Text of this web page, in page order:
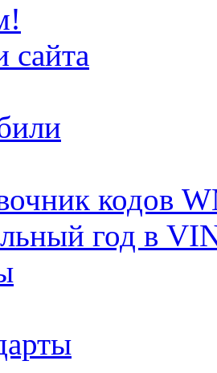
сайта
кодов
год в